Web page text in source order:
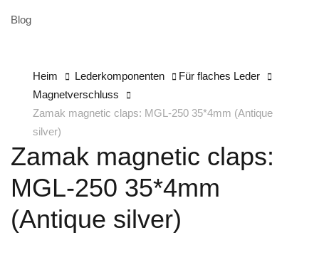
Blog
Heim Lederkomponenten
Für flaches Leder
Magnetverschluss
Zamak magnetic claps: MGL-250 35*4mm (Antique
silver)
Zamak magnetic claps:
MGL-250 35*4mm
(Antique silver)